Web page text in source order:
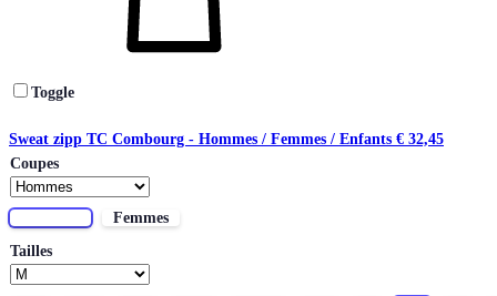
Toggle
Sweat zipp TC Combourg - Hommes / Femmes / Enfants € 32,45
Coupes
Femmes
Tailles